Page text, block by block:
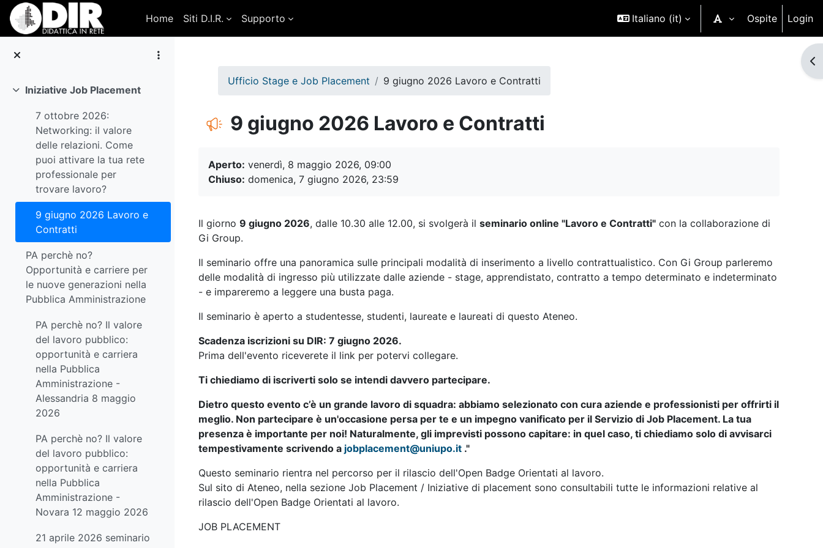
Vai al contenuto principale
Home
Siti D.I.R. Supporto Italiano ‎(it)‎ Ospite Login
Minimizza
Iniziative Job Placement
7 ottobre 2026:
Networking: il valore
delle relazioni. Come
puoi attivare la tua rete
professionale per
trovare lavoro?
9 giugno 2026 Lavoro e
Contratti
PA perchè no?
Opportunità e carriere per
le nuove generazioni nella
Pubblica Amministrazione
PA perchè no? Il valore
del lavoro pubblico:
opportunità e carriera
nella Pubblica
Amministrazione -
Alessandria 8 maggio
2026
PA perchè no? Il valore
del lavoro pubblico:
opportunità e carriera
nella Pubblica
Amministrazione -
Novara 12 maggio 2026
21 aprile 2026 seminario
Ufficio Stage e Job Placement
9 giugno 2026 Lavoro e Contratti
9 giugno 2026 Lavoro e Contratti
Aperto: venerdì, 8 maggio 2026, 09:00
Chiuso: domenica, 7 giugno 2026, 23:59
Il giorno 9 giugno 2026, dalle 10.30 alle 12.00, si svolgerà il seminario online "Lavoro e Contratti" con la collaborazione di
Gi Group.
Il seminario offre una panoramica sulle principali modalità di inserimento a livello contrattualistico. Con Gi Group parleremo
delle modalità di ingresso più utilizzate dalle aziende - stage, apprendistato, contratto a tempo determinato e indeterminato
- e impareremo a leggere una busta paga.
Il seminario è aperto a studentesse, studenti, laureate e laureati di questo Ateneo.
Scadenza iscrizioni su DIR: 7 giugno 2026.
Prima dell'evento riceverete il link per potervi collegare.
Ti chiediamo di iscriverti solo se intendi davvero partecipare.
Dietro questo evento c’è un grande lavoro di squadra: abbiamo selezionato con cura aziende e professionisti per offrirti il
meglio. Non partecipare è un'occasione persa per te e un impegno vanificato per il Servizio di Job Placement. La tua
presenza è importante per noi! Naturalmente, gli imprevisti possono capitare: in quel caso, ti chiediamo solo di avvisarci
tempestivamente scrivendo a jobplacement@uniupo.it ."
Questo seminario rientra nel percorso per il rilascio dell'Open Badge Orientati al lavoro.
Sul sito di Ateneo, nella sezione Job Placement / Iniziative di placement sono consultabili tutte le informazioni relative al
rilascio dell'Open Badge Orientati al lavoro.
JOB PLACEMENT